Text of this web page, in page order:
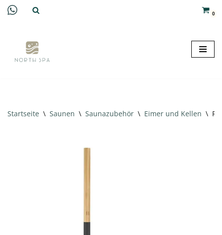
springen
0
Startseite \ Saunen \ Saunazubehör \ Eimer und Kellen \